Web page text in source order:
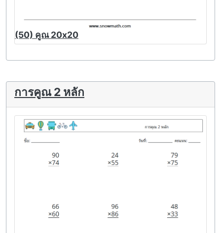
(50) คูณ 20x20
การคูณ 2 หลัก